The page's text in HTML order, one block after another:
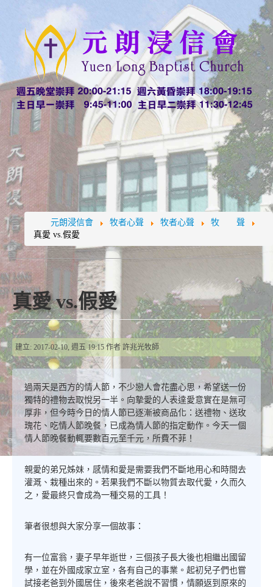
元朗浸信會 牧者心聲 牧者心聲
牧 聲
真愛 vs.假愛
真愛 vs.假愛
建立: 2017-02-10, 週五 19:15 作者 許兆光牧師
過兩天是西方的情人節，不少戀人會花盡心思，希望送一份
獨特的禮物去取悅另一半。向摯愛的人表達愛意實在是無可
厚非，但今時今日的情人節已逐漸被商品化：送禮物、送玫
瑰花、吃情人節晚餐，已成為情人節的指定動作。今天一個
情人節晚餐動輒要數百元至千元，所費不菲！
親愛的弟兄姊妹，感情和愛是需要我們不斷地用心和時間去
灌溉、栽種出來的。若果我們不斷以物質去取代愛，久而久
之，愛最終只會成為一種交易的工具！
筆者很想與大家分享一個故事：
有一位富翁，妻子早年逝世，三個孩子長大後也相繼出國留
學，並在外國成家立室，各有自己的事業。起初兒子們也嘗
試接老爸到外國居住，後來老爸說不習慣，情願返到原來的